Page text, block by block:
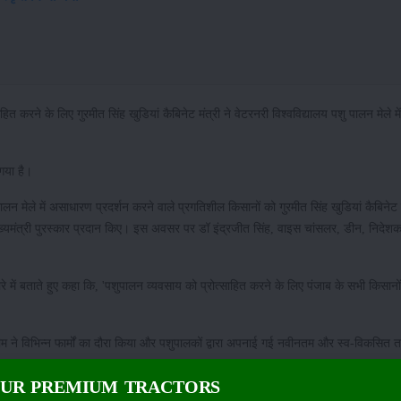
करने के लिए गुरमीत सिंह खुडियां कैबिनेट मंत्री ने वेटरनरी विश्वविद्यालय पशु पालन मेले में
है।
मेले में असाधारण प्रदर्शन करने वाले प्रगतिशील किसानों को गुरमीत सिंह खुडियां कैबिनेट
पुरस्कार प्रदान किए। इस अवसर पर डॉ इंद्रजीत सिंह, वाइस चांसलर, डीन,
में बताते हुए कहा कि, 'पशुपालन व्यवसाय को प्रोत्साहित करने के लिए पंजाब के सभी
ने विभिन्न फार्मों का दौरा किया और पशुपालकों द्वारा अपनाई गई नवीनतम और स्व-विकसित
PREMIUM TRACTORS